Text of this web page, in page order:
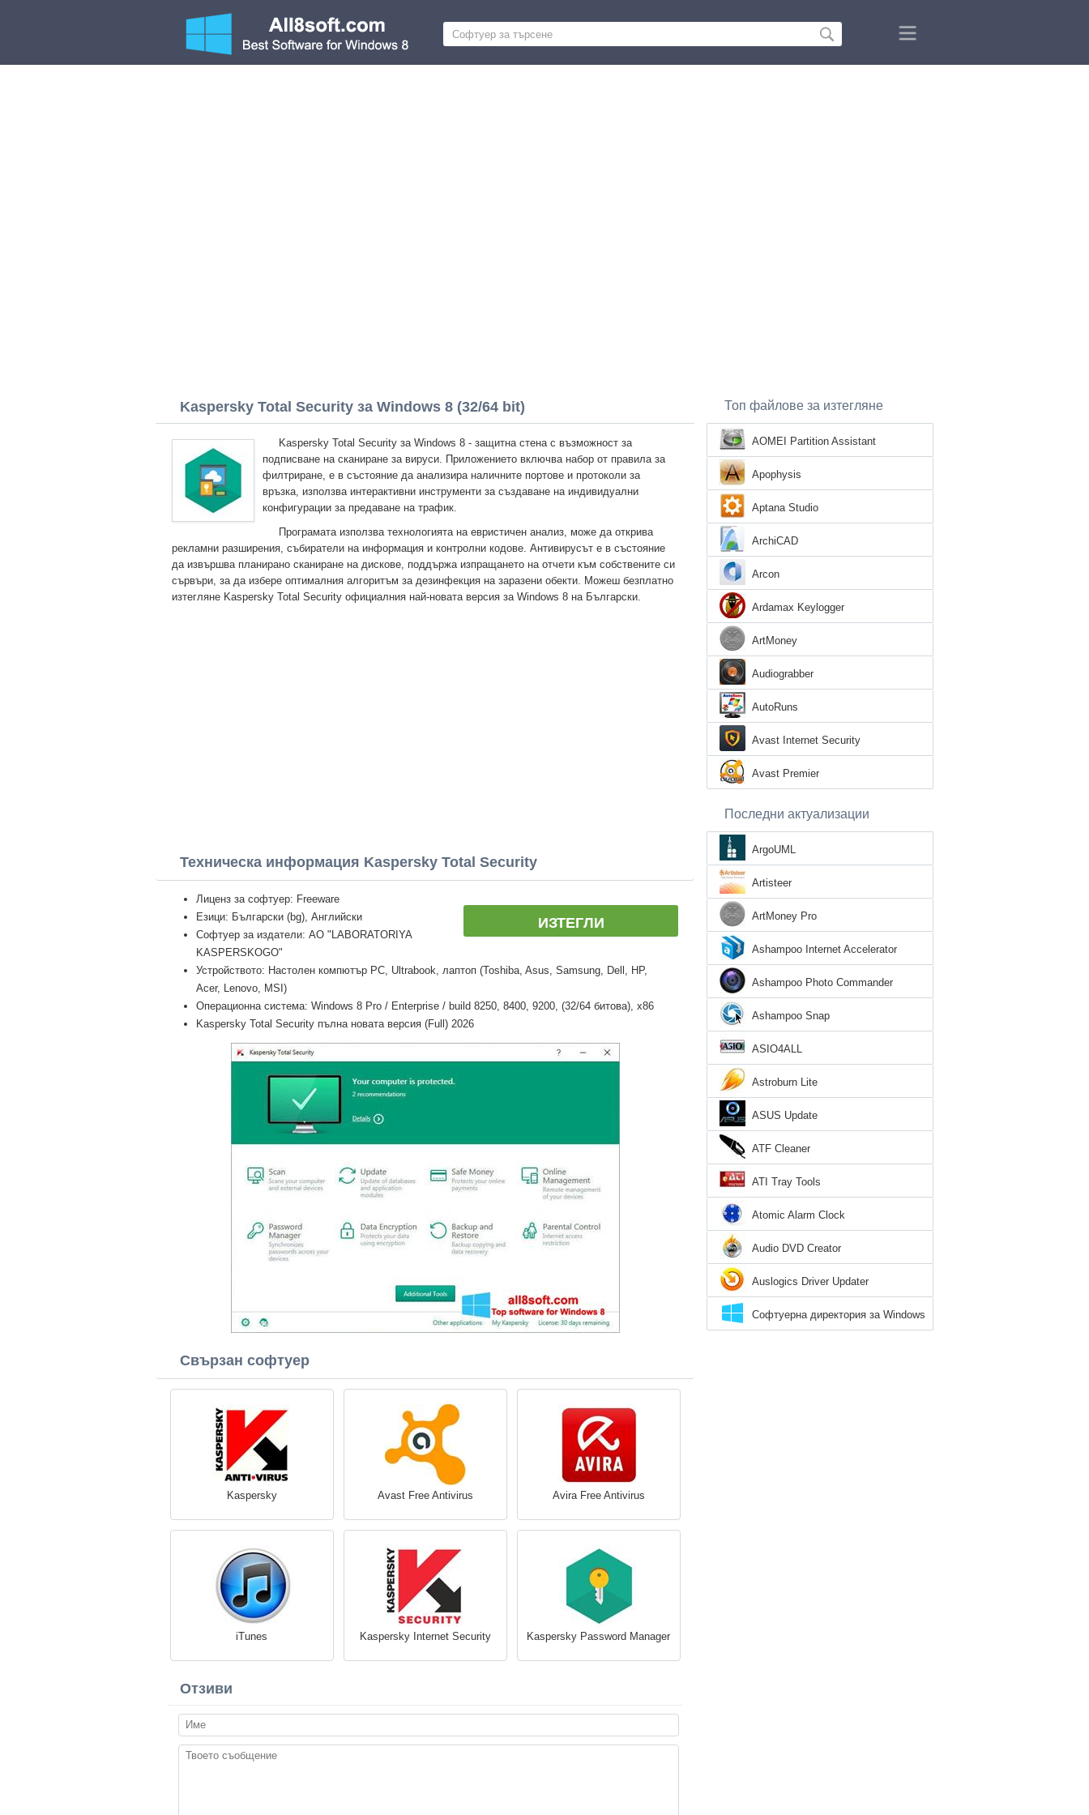
Kaspersky Total Security за Windows 8 (32/64 bit)
Kaspersky Total Security за Windows 8 - защитна стена с възможност за
подписване на сканиране за вируси. Приложението включва набор от правила за
филтриране, е в състояние да анализира наличните портове и протоколи за
връзка, използва интерактивни инструменти за създаване на индивидуални
конфигурации за предаване на трафик.
Програмата използва технологията на евристичен анализ, може да открива
рекламни разширения, събиратели на информация и контролни кодове. Антивирусът е в състояние
да извършва планирано сканиране на дискове, поддържа изпращането на отчети към собствените си
сървъри, за да избере оптималния алгоритъм за дезинфекция на заразени обекти. Можеш безплатно
изтегляне Kaspersky Total Security официалния най-новата версия за Windows 8 на Български.
Техническа информация Kaspersky Total Security
ИЗТЕГЛИ
Лиценз за софтуер: Freeware
Езици: Български (bg), Английски
Софтуер за издатели: AO "LABORATORIYA
KASPERSKOGO"
Устройството: Настолен компютър PC, Ultrabook, лаптоп (Toshiba, Asus, Samsung, Dell, HP,
Acer, Lenovo, MSI)
Операционна система: Windows 8 Pro / Enterprise / build 8250, 8400, 9200, (32/64 битова), x86
Kaspersky Total Security пълна новата версия (Full) 2026
Свързан софтуер
Kaspersky Avast Free Antivirus Avira Free Antivirus
iTunes Kaspersky Internet Security Kaspersky Password Manager
Отзиви
Топ файлове за изтегляне
AOMEI Partition Assistant
Apophysis
Aptana Studio
ArchiCAD
Arcon
Ardamax Keylogger
ArtMoney
Audiograbber
AutoRuns
Avast Internet Security
Avast Premier
Последни актуализации
ArgoUML
Artisteer
ArtMoney Pro
Ashampoo Internet Accelerator
Ashampoo Photo Commander
Ashampoo Snap
ASIO4ALL
Astroburn Lite
ASUS Update
ATF Cleaner
ATI Tray Tools
Atomic Alarm Clock
Audio DVD Creator
Auslogics Driver Updater
Софтуерна директория за Windows
8